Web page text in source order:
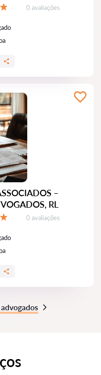
Avaliações:
0 avaliações
–
RL
Avaliações:
0 avaliações